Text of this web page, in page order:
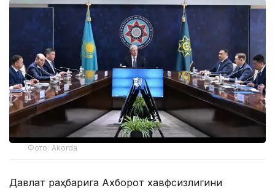
Фото: Akorda
Давлат раҳбарига Ахборот хавфсизлигини